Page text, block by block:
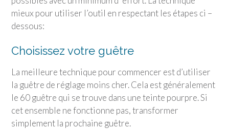
mieux pour utiliser l’outil en respectant les étapes ci –
dessous:
Choisissez votre guêtre
La meilleure technique pour commencer est d’utiliser
la guêtre de réglage moins cher. Cela est généralement
le 60 guêtre qui se trouve dans une teinte pourpre. Si
cet ensemble ne fonctionne pas, transformer
simplement la prochaine guêtre.